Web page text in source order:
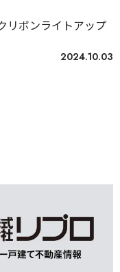
リボンライトアップ
2024.10.03